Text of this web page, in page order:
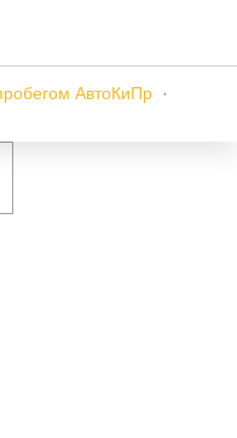
АвтоКиПр ·